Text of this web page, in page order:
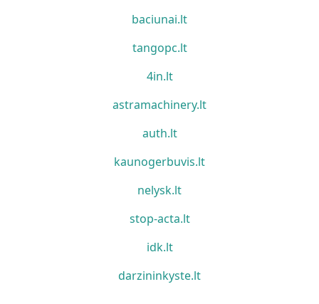
baciunai.lt
tangopc.lt
4in.lt
astramachinery.lt
auth.lt
kaunogerbuvis.lt
nelysk.lt
stop-acta.lt
idk.lt
darzininkyste.lt